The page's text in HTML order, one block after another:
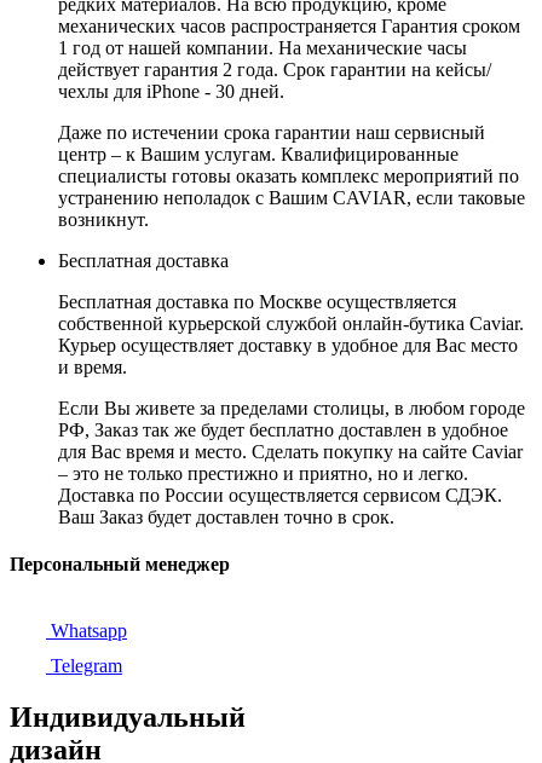
механических часов распространяется Гарантия сроком
1 год от нашей компании. На механические часы
действует гарантия 2 года. Срок гарантии на кейсы/
чехлы для iPhone - 30 дней.
Даже по истечении срока гарантии наш сервисный
центр – к Вашим услугам. Квалифицированные
специалисты готовы оказать комплекс мероприятий по
устранению неполадок с Вашим CAVIAR, если таковые
возникнут.
Бесплатная доставка
Бесплатная доставка по Москве осуществляется
собственной курьерской службой онлайн-бутика Caviar.
Курьер осуществляет доставку в удобное для Вас место
и время.
Если Вы живете за пределами столицы, в любом городе
РФ, Заказ так же будет бесплатно доставлен в удобное
для Вас время и место. Сделать покупку на сайте Caviar
– это не только престижно и приятно, но и легко.
Доставка по России осуществляется сервисом СДЭК.
Ваш Заказ будет доставлен точно в срок.
Персональный менеджер
Whatsapp
Telegram
Индивидуальный
дизайн